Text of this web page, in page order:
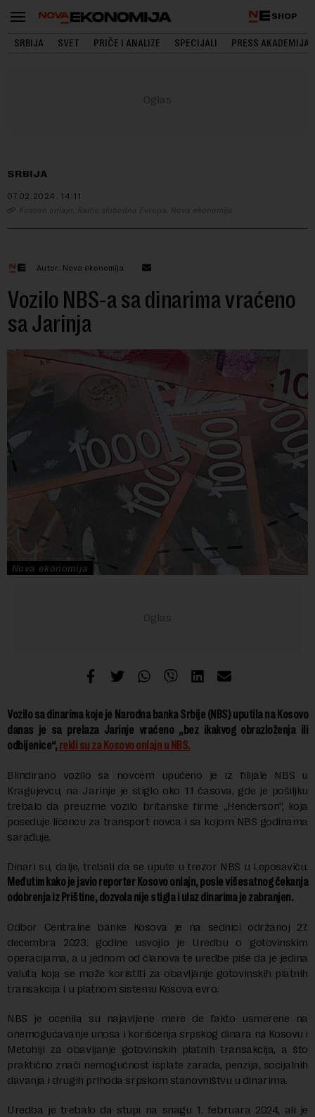
SHOP
SRBIJA SVET PRIČE I ANALIZE SPECIJALI PRESS AKADEMIJA
SRBIJA
07.02.2024. 14:11
Kosovo onlajn, Radio slobodna Evropa, Nova ekonomija
Autor: Nova ekonomija
Vozilo NBS-a sa dinarima vraćeno
sa Jarinja
Nova ekonomija
Vozilo sa dinarima koje je Narodna banka Srbije (NBS) uputila na Kosovo
danas je sa prelaza Jarinje vraćeno „bez ikakvog obrazloženja ili
odbijenice“, rekli su za Kosovo onlajn u NBS.
Blindirano vozilo sa novcem upućeno je iz filijale NBS u
Kragujevcu, na Jarinje je stiglo oko 11 časova, gde je pošiljku
trebalo da preuzme vozilo britanske firme „Henderson“, koja
poseduje licencu za transport novca i sa kojom NBS godinama
sarađuje.
Dinari su, dalje, trebali da se upute u trezor NBS u Leposaviću.
Međutim kako je javio reporter Kosovo onlajn, posle višesatnog čekanja
odobrenja iz Prištine, dozvola nije stigla i ulaz dinarima je zabranjen.
Odbor Centralne banke Kosova je na sednici održanoj 27.
decembra 2023. godine usvojio je Uredbu o gotovinskim
operacijama, a u jednom od članova te uredbe piše da je jedina
valuta koja se može koristiti za obavlјanje gotovinskih platnih
transakcija i u platnom sistemu Kosova evro.
NBS je ocenila su najavljene mere de fakto usmerene na
onemogućavanje unosa i korišćenja srpskog dinara na Kosovu i
Metohiji za obavljanje gotovinskih platnih transakcija, a što
praktično znači nemogućnost isplate zarada, penzija, socijalnih
davanja i drugih prihoda srpskom stanovništvu u dinarima.
Uredba je trebalo da stupi na snagu 1. februara 2024, ali je